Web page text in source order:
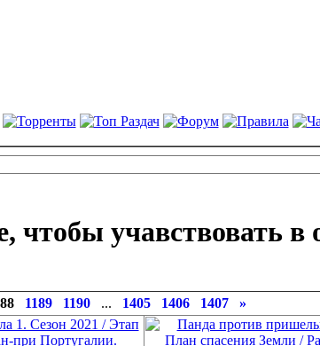
чтобы учавствовать в
1189 1190 ... 1405 1406 1407 »